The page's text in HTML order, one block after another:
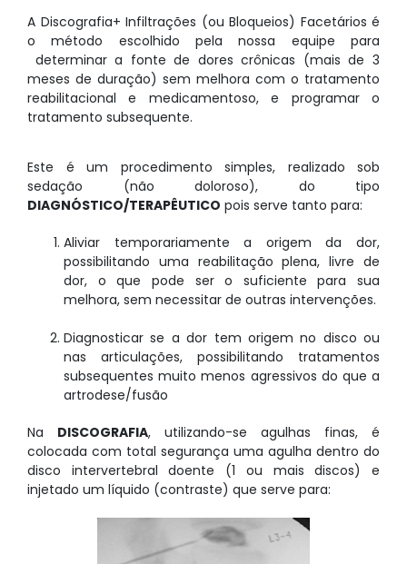
A Discografia+ Infiltrações (ou Bloqueios) Facetários é
o método escolhido pela nossa equipe para
determinar a fonte de dores crônicas (mais de 3
meses de duração) sem melhora com o tratamento
reabilitacional e medicamentoso, e programar o
tratamento subsequente.
Este é um procedimento simples, realizado sob
sedação (não doloroso), do tipo
DIAGNÓSTICO/TERAPÊUTICO pois serve tanto para:
Aliviar temporariamente a origem da dor,
possibilitando uma reabilitação plena, livre de
dor, o que pode ser o suficiente para sua
melhora, sem necessitar de outras intervenções.
Diagnosticar se a dor tem origem no disco ou
nas articulações, possibilitando tratamentos
subsequentes muito menos agressivos do que a
artrodese/fusão
Na DISCOGRAFIA, utilizando-se agulhas finas, é
colocada com total segurança uma agulha dentro do
disco intervertebral doente (1 ou mais discos) e
injetado um líquido (contraste) que serve para: